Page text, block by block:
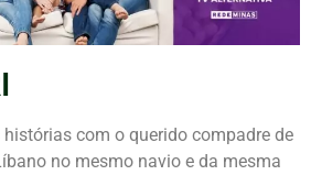
com o querido compadre de
no mesmo navio e da mesma